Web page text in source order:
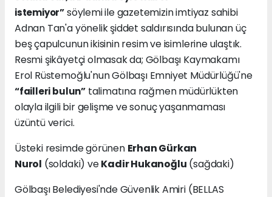
istemiyor”söylemi ile gazetemizin imtiyaz sahibi
Adnan Tan'a yönelik şiddet saldırısında bulunan üç
beş çapulcunun ikisinin resim ve isimlerine ulaştık.
Resmi şikâyetçi olmasak da; Gölbaşı Kaymakamı
Erol Rüstemoğlu'nun Gölbaşı Emniyet Müdürlüğü'ne
“failleri bulun”talimatına rağmen müdürlükten
olayla ilgili bir gelişme ve sonuç yaşanmaması
üzüntü verici.
Üsteki resimde görünen Erhan Gürkan
Nurol (soldaki) veKadir Hukanoğlu (sağdaki)
Gölbaşı Belediyesi'nde Güvenlik Amiri (BELLAS